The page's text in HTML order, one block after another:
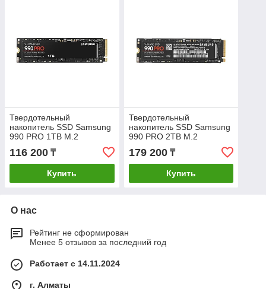
Твердотельный
накопитель SSD Samsung
990 PRO 1TB M.2
116 200 ₸
Купить
Твердотельный
накопитель SSD Samsung
990 PRO 2TB M.2
179 200₸
Купить
О нас
Рейтинг не сформирован
Менее 5 отзывов за последний год
Работает с 14.11.2024
г. Алматы